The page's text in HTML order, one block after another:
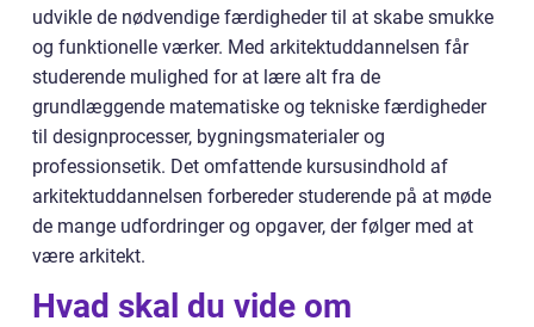
udvikle de nødvendige færdigheder til at skabe smukke
og funktionelle værker. Med arkitektuddannelsen får
studerende mulighed for at lære alt fra de
grundlæggende matematiske og tekniske færdigheder
til designprocesser, bygningsmaterialer og
professionsetik. Det omfattende kursusindhold af
arkitektuddannelsen forbereder studerende på at møde
de mange udfordringer og opgaver, der følger med at
være arkitekt.
Hvad skal du vide om